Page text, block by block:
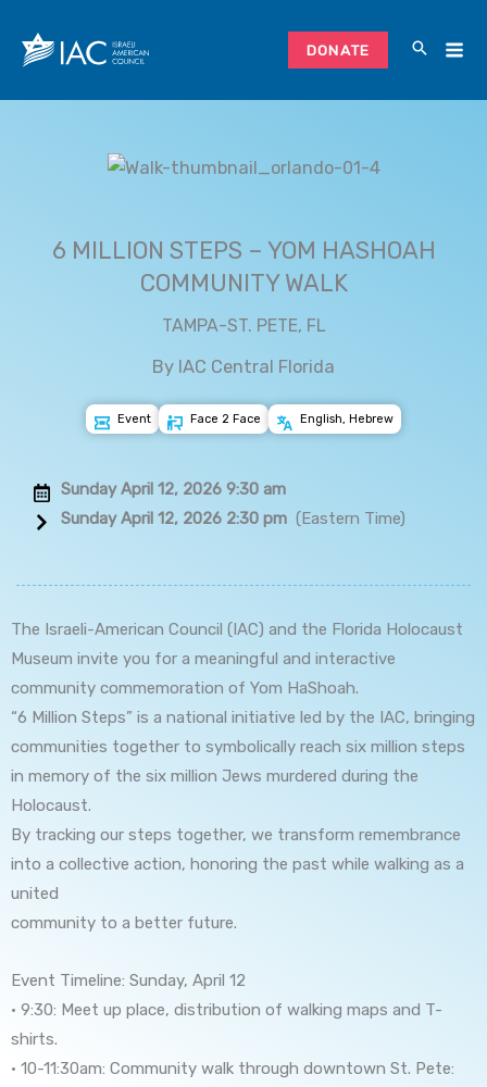
content
DONATE
6 MILLION STEPS – YOM HASHOAH
COMMUNITY WALK
TAMPA-ST. PETE, FL
By IAC Central Florida
Event Face 2 Face English, Hebrew
Sunday April 12, 2026 9:30 am
Sunday April 12, 2026 2:30 pm (Eastern Time)
The Israeli-American Council (IAC) and the Florida Holocaust
Museum invite you for a meaningful and interactive
community commemoration of Yom HaShoah.
“6 Million Steps” is a national initiative led by the IAC, bringing
communities together to symbolically reach six million steps
in memory of the six million Jews murdered during the
Holocaust.
By tracking our steps together, we transform remembrance
into a collective action, honoring the past while walking as a
united
community to a better future.
Event Timeline: Sunday, April 12
• 9:30: Meet up place, distribution of walking maps and T-
shirts.
• 10-11:30am: Community walk through downtown St. Pete: